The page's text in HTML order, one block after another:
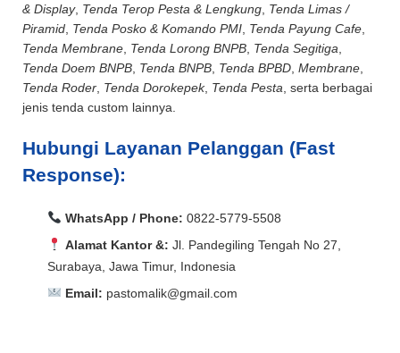
& Display, Tenda Terop Pesta & Lengkung Tenda Limas /
Piramid Tenda Posko & Komando PMI Tenda Payung Cafe
Tenda Membrane Tenda Lorong BNPB Tenda Segitiga
Tenda Doem BNPB Tenda BNPB Tenda BPBD Membrane
Tenda Roder Tenda Dorokepek, Tenda Pesta , serta berbagai
jenis tenda custom lainnya.
Hubungi Layanan Pelanggan (Fast
Response):
WhatsApp / Phone: 0822-5779-5508
Alamat Kantor &: Jl. Pandegiling Tengah No 27,
Surabaya, Jawa Timur, Indonesia
Email: pastomalik@gmail.com